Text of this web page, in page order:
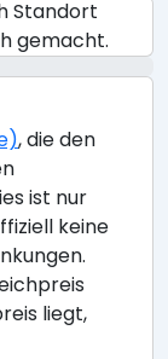
Standort
gemacht.
, die den
ist nur
keine
liegt,